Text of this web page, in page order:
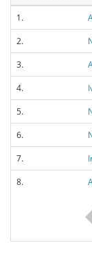
1.
2.
3.
4.
5.
6.
7.
8.